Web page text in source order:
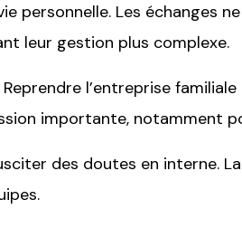
Les échanges
leur gestion plus complexe.
l’entreprise
importante, notamment
des doutes en interne.